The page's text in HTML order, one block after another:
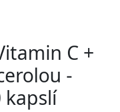
C +
-
kapslí